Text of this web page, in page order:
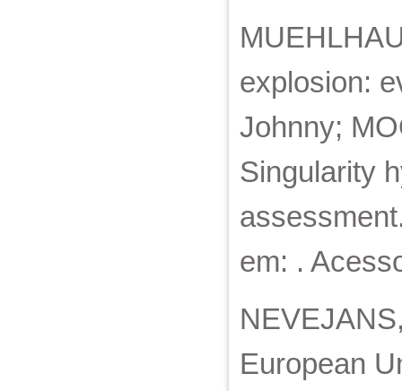
explosion:
Johnny;
Singularity
em: .
European